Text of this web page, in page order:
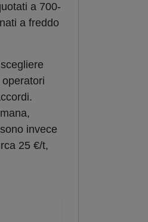
a 700-
a freddo
invece
25 €/t,